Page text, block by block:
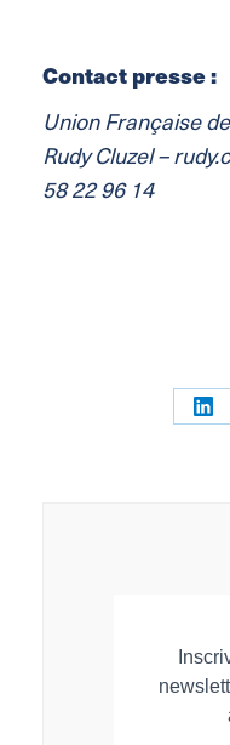
Contact presse :
Union Française
Rudy Cluzel –
58 22 96 14